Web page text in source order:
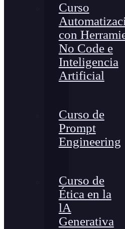
Curso
con
No Code e
Inteligencia
Artificial
Curso de
Prompt
Engineering
Curso de
Ética en la
lA
Generativa